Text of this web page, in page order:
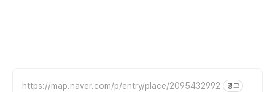
https://map.naver.com/p/entry/place/2095432992 광고